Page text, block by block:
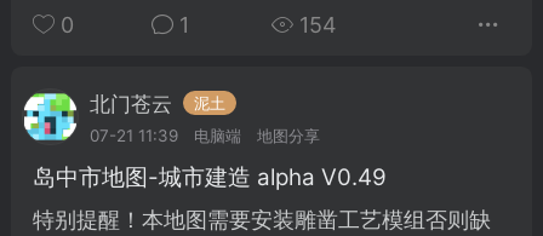
社区的建议&反馈板块，欢迎每
11 5.9k
0 1 154
北门苍云
泥土
07-21 11:39
电脑端 地图分享
岛中市地图-城市建造 alpha V0.49
特别提醒！本地图需要安装雕凿工艺模组否则缺